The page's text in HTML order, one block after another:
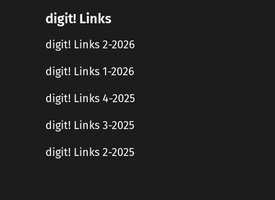
digit! Links
digit! Links 2-2026
digit! Links 1-2026
digit! Links 4-2025
digit! Links 3-2025
digit! Links 2-2025